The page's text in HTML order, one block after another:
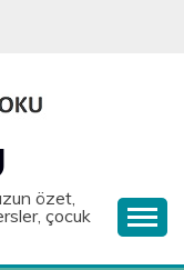
özet,
çocuk